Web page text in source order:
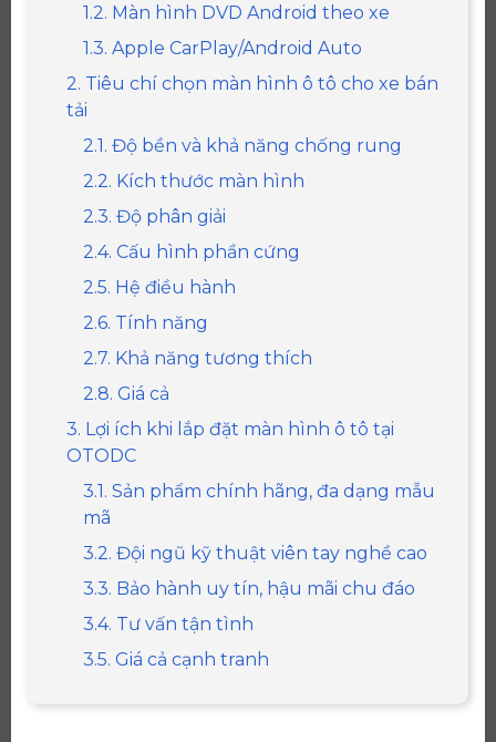
1.2. Màn hình DVD Android theo xe
1.3. Apple CarPlay/Android Auto
2. Tiêu chí chọn màn hình ô tô cho xe bán
tải
2.1. Độ bền và khả năng chống rung
2.2. Kích thước màn hình
2.3. Độ phân giải
2.4. Cấu hình phần cứng
2.5. Hệ điều hành
2.6. Tính năng
2.7. Khả năng tương thích
2.8. Giá cả
3. Lợi ích khi lắp đặt màn hình ô tô tại
OTODC
3.1. Sản phẩm chính hãng, đa dạng mẫu
mã
3.2. Đội ngũ kỹ thuật viên tay nghề cao
3.3. Bảo hành uy tín, hậu mãi chu đáo
3.4. Tư vấn tận tình
3.5. Giá cả cạnh tranh